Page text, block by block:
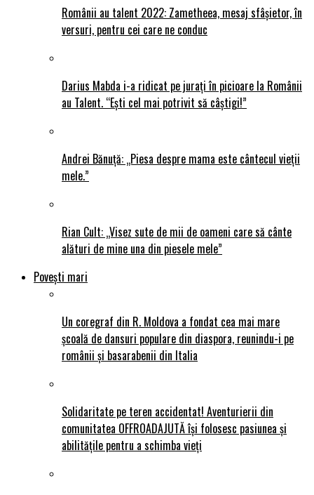
Românii au talent 2022: Zametheea, mesaj sfâșietor, în
versuri, pentru cei care ne conduc
Darius Mabda i-a ridicat pe jurați în picioare la Românii
au Talent. “Ești cel mai potrivit să câștigi!”
Andrei Bănuță: „Piesa despre mama este cântecul vieții
mele.”
Rian Cult: „Visez sute de mii de oameni care să cânte
alături de mine una din piesele mele”
Povești mari
Un coregraf din R. Moldova a fondat cea mai mare
școală de dansuri populare din diaspora, reunindu-i pe
românii și basarabenii din Italia
Solidaritate pe teren accidentat! Aventurierii din
comunitatea OFFROADAJUTĂ își folosesc pasiunea și
abilitățile pentru a schimba vieți